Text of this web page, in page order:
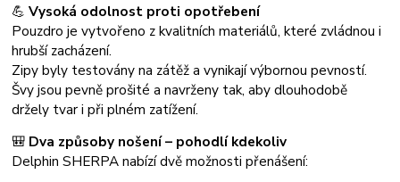
💪Vysoká odolnost proti opotřebení
Pouzdro je vytvořeno z kvalitních materiálů, které zvládnou i
hrubší zacházení.
Zipy byly testovány na zátěž a vynikají výbornou pevností.
Švy jsou pevně prošité a navrženy tak, aby dlouhodobě
držely tvar i při plném zatížení.
🎒 Dva způsoby nošení – pohodlí kdekoliv
Delphin SHERPA nabízí dvě možnosti přenášení: